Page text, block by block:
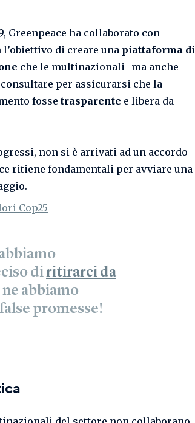
Greenpeace ha collaborato con
di creare una piattaforma di
che le multinazionali -ma anche
per assicurarsi che la
fosse trasparente e libera da
non si è arrivati ad un accordo
ritiene fondamentali per avviare una
diritirarci da
ne abbiamo
promesse!